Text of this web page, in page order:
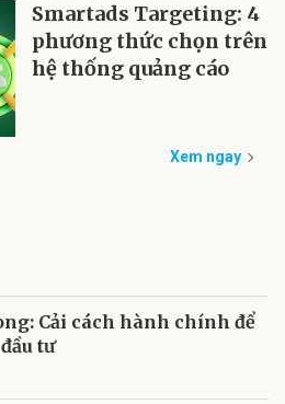
Smartads Targeting: 4
phương thức chọn trên
hệ thống quảng cáo
Xem ngay
Cải cách hành chính để
tư